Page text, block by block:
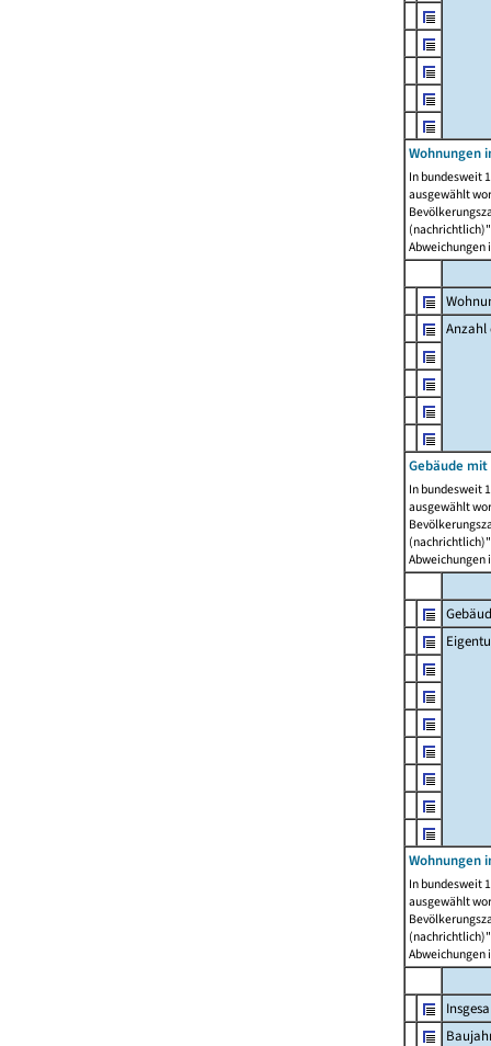
Wohnungen
In bundesweit
ausgewählt
Abweichungen
Anzahl
Gebäude
In bundesweit
ausgewählt
Abweichungen
Wohnungen
In bundesweit
ausgewählt
Abweichungen